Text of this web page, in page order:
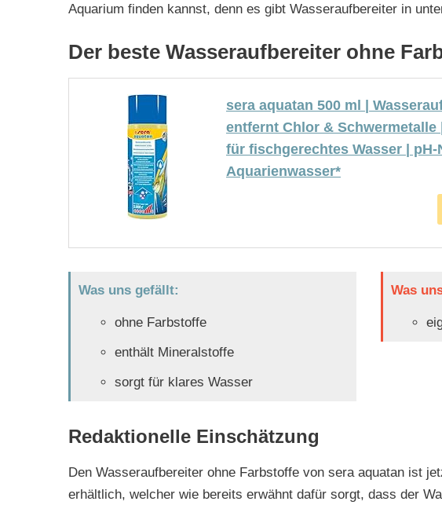
Aquarium finden kannst, denn es gibt Wasseraufbereiter in
Der beste Wasseraufbereiter ohne
sera aquatan 500 ml |
entfernt Chlor &
für fischgerechtes Wasser |
Aquarienwasser*
Was uns gefällt:
ohne Farbstoffe
enthält Mineralstoffe
sorgt für klares Wasser
Was
Redaktionelle Einschätzung
Den Wasseraufbereiter ohne Farbstoffe von sera aquatan ist
erhältlich, welcher wie bereits erwähnt dafür sorgt, dass der